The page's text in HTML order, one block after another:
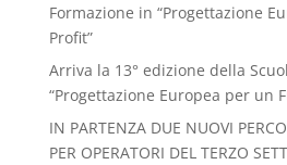
Formazione in “Progettazione
Profit”
Arriva la 13° edizione della
“Progettazione Europea per un
IN PARTENZA DUE NUOVI
PER OPERATORI DEL TERZO